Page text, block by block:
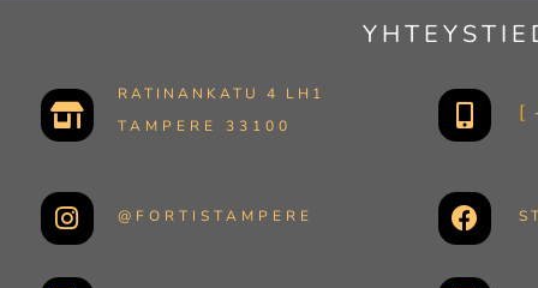
RATINANKATU 4 LH1
TAMPERE 33100
@FORTISTAMPERE